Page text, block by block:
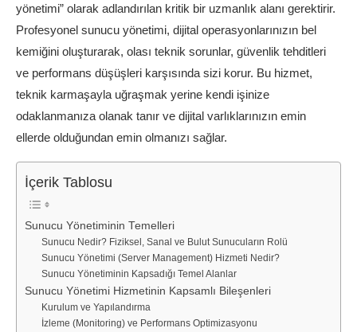
yönetimi” olarak adlandırılan kritik bir uzmanlık alanı gerektirir.
Profesyonel sunucu yönetimi, dijital operasyonlarınızın bel
kemiğini oluşturarak, olası teknik sorunlar, güvenlik tehditleri
ve performans düşüşleri karşısında sizi korur. Bu hizmet,
teknik karmaşayla uğraşmak yerine kendi işinize
odaklanmanıza olanak tanır ve dijital varlıklarınızın emin
ellerde olduğundan emin olmanızı sağlar.
İçerik Tablosu
Sunucu Yönetiminin Temelleri
Sunucu Nedir? Fiziksel, Sanal ve Bulut Sunucuların Rolü
Sunucu Yönetimi (Server Management) Hizmeti Nedir?
Sunucu Yönetiminin Kapsadığı Temel Alanlar
Sunucu Yönetimi Hizmetinin Kapsamlı Bileşenleri
Kurulum ve Yapılandırma
İzleme (Monitoring) ve Performans Optimizasyonu